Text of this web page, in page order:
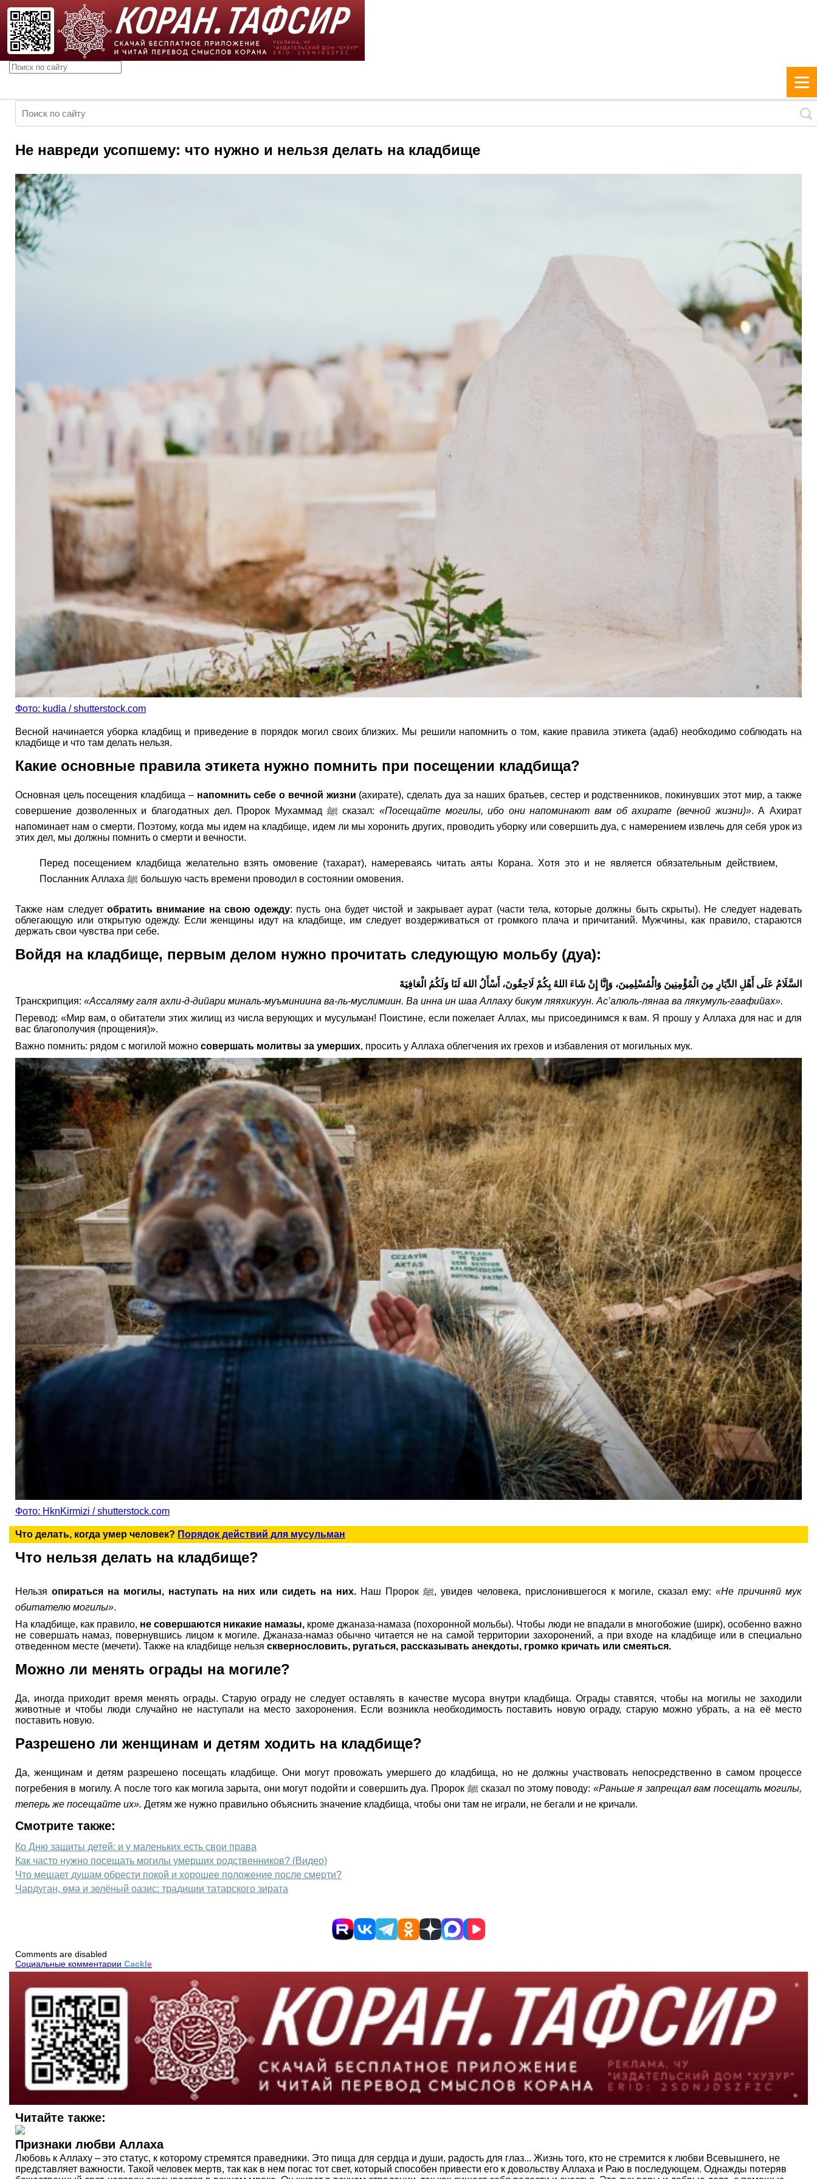
Не навреди усопшему: что нужно и нельзя делать на кладбище
Фото: kudla / shutterstock.com
Весной начинается уборка кладбищ и приведение в порядок могил своих близких. Мы решили напомнить о том, какие правила этикета (адаб) необходимо соблюдать на
кладбище и что там делать нельзя.
Какие основные правила этикета нужно помнить при посещении кладбища?
Основная цель посещения кладбища – напомнить себе о вечной жизни (ахирате), сделать дуа за наших братьев, сестер и родственников, покинувших этот мир, а также
совершение дозволенных и благодатных дел. Пророк Мухаммад ﷺ сказал: «Посещайте могилы, ибо они напоминают вам об ахирате (вечной жизни)». А Ахират
напоминает нам о смерти. Поэтому, когда мы идем на кладбище, идем ли мы хоронить других, проводить уборку или совершить дуа, с намерением извлечь для себя урок из
этих дел, мы должны помнить о смерти и вечности.
Перед посещением кладбища желательно взять омовение (тахарат), намереваясь читать аяты Корана. Хотя это и не является обязательным действием,
Посланник Аллаха ﷺ большую часть времени проводил в состоянии омовения.
Также нам следует обратить внимание на свою одежду: пусть она будет чистой и закрывает аурат (части тела, которые должны быть скрыты). Не следует надевать
облегающую или открытую одежду. Если женщины идут на кладбище, им следует воздерживаться от громкого плача и причитаний. Мужчины, как правило, стараются
держать свои чувства при себе.
Войдя на кладбище, первым делом нужно прочитать следующую мольбу (дуа):
السَّلَامُ عَلَى أَهْلِ الدِّيَارِ مِنَ الْمُؤْمِنِينَ وَالْمُسْلِمِينَ، وَإِنَّا إِنْ شَاءَ اللهُ بِكُمْ لَاحِقُونَ، أَسْأَلُ اللهَ لَنَا وَلَكُمُ الْعَافِيَةَ
Транскрипция: «Ассаляму галя ахли-д-дийари миналь-муъминиина ва-ль-муслимиин. Ва инна ин шаа Аллаху бикум ляяхикуун. Ас’алюль-лянаа ва лякумуль-гаафийах».
Перевод: «Мир вам, о обитатели этих жилищ из числа верующих и мусульман! Поистине, если пожелает Аллах, мы присоединимся к вам. Я прошу у Аллаха для нас и для
вас благополучия (прощения)».
Важно помнить: рядом с могилой можно совершать молитвы за умерших, просить у Аллаха облегчения их грехов и избавления от могильных мук.
Фото: HknKirmizi / shutterstock.com
Что делать, когда умер человек? Порядок действий для мусульман
Что нельзя делать на кладбище?
Нельзя опираться на могилы, наступать на них или сидеть на них. Наш Пророк ﷺ, увидев человека, прислонившегося к могиле, сказал ему:«Не причиняй мук
обитателю могилы».
На кладбище, как правило, не совершаются никакие намазы, кроме джаназа-намаза (похоронной мольбы). Чтобы люди не впадали в многобожие (ширк), особенно важно
не совершать намаз, повернувшись лицом к могиле. Джаназа-намаз обычно читается не на самой территории захоронений, а при входе на кладбище или в специально
отведенном месте (мечети). Также на кладбище нельзя сквернословить, ругаться, рассказывать анекдоты, громко кричать или смеяться.
Можно ли менять ограды на могиле?
Да, иногда приходит время менять ограды. Старую ограду не следует оставлять в качестве мусора внутри кладбища. Ограды ставятся, чтобы на могилы не заходили
животные и чтобы люди случайно не наступали на место захоронения. Если возникла необходимость поставить новую ограду, старую можно убрать, а на её место
поставить новую.
Разрешено ли женщинам и детям ходить на кладбище?
Да, женщинам и детям разрешено посещать кладбище. Они могут провожать умершего до кладбища, но не должны участвовать непосредственно в самом процессе
погребения в могилу. А после того как могила зарыта, они могут подойти и совершить дуа. Пророк ﷺ сказал по этому поводу: «Раньше я запрещал вам посещать могилы,
теперь же посещайте их». Детям же нужно правильно объяснить значение кладбища, чтобы они там не играли, не бегали и не кричали.
Смотрите также:
Ко Дню защиты детей: и у маленьких есть свои права
Как часто нужно посещать могилы умерших родственников? (Видео)
Что мешает душам обрести покой и хорошее положение после смерти?
Чардуган, өмә и зелёный оазис: традиции татарского зирата
Comments are disabled
Социальные комментарии Cackle
Читайте также:
Признаки любви Аллаха
Любовь к Аллаху – это статус, к которому стремятся праведники. Это пища для сердца и души, радость для глаз... Жизнь того, кто не стремится к любви Всевышнего, не
представляет важности. Такой человек мертв, так как в нем погас тот свет, который способен привести его к довольству Аллаха и Раю в последующем. Однажды потеряв